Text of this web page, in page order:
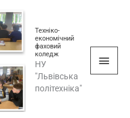
Техніко-
економічний
фаховий
коледж
НУ
"Львівська
політехніка"